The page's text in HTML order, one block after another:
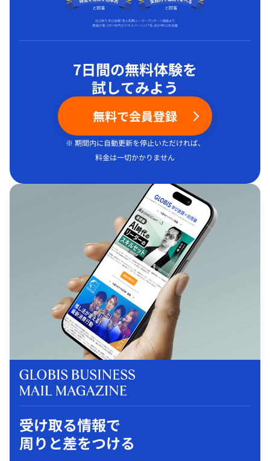
7日間の無料体験を
試してみよう
無料で会員登録
※ 期間内に自動更新を停止いただければ、
料金は一切かかりません
受け取る情報で
周りと差をつける